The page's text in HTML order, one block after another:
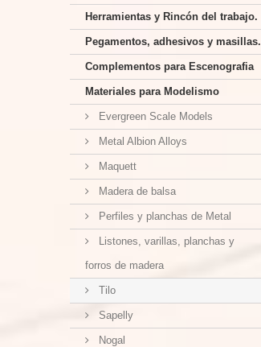
Herramientas y Rincón del trabajo.
Pegamentos, adhesivos y masillas.
Complementos para Escenografia
Materiales para Modelismo
Evergreen Scale Models
Metal Albion Alloys
Maquett
Madera de balsa
Perfiles y planchas de Metal
Listones, varillas, planchas y
forros de madera
Tilo
Sapelly
Nogal